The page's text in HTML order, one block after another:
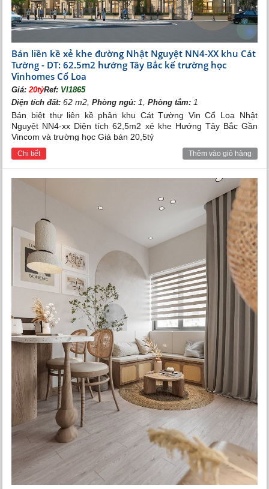
Kết luận
Nhà liền kề tại Vinhomes Cổ Loa không chỉ đáp ứng được nhu
cầu về một ngôi nhà tiện nghi, hiện đại mà còn là một lựa chọn
đầu tư thông minh. Với mức giá hợp lý, diện tích linh hoạt và các
tiện ích vượt trội, bán nhà liền kề Vinhomes Cổ Loa đang là sự
lựa chọn hàng đầu của nhiều khách hàng. Đừng bỏ lỡ cơ hội sở
Để biết thêm thông tin chi tiết về
mua bán nhà liền kề
Vinhomes Cổ Loa Đông Anh - Vinhomes Global Gate
khách vui lòng liên hệ với Tân Long Land qua:
Website: bietthuvinhomesriverside.biz
Hotline: 0989.734.734
Địa chỉ: 39B Xuân Diệu, Tây Hồ, Hà Nội
>> Xem thêm:
Bán liền kề xẻ khe đường Nhật Nguyệt NN4-XX khu Cát
Tường - DT: 62.5m2 hướng Tây Bắc kế trường học
Vinhomes Cổ Loa
Giá:20tỷRef: VI1865
Diện tích đất: 62 m2,Phòng ngủ: 1,Phòng tắm: 1
Bán biệt thự liên kề phân khu Cát Tường Vin Cổ Loa Nhật
Nguyệt NN4-xx Diện tích 62,5m2 xẻ khe Hướng Tây Bắc Gần
Vincom và trường học Giá bán 20,5tỷ
Chi tiết Thêm vào giỏ hàng